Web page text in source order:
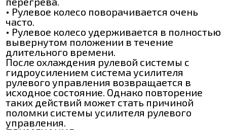
• Рулевое колесо поворачивается очень
часто.
• Рулевое колесо удерживается в полностью
вывернутом положении в течение
длительного времени.
После охлаждения рулевой системы с
гидроусилением система усилителя
рулевого управления возвращается в
исходное состояние. Однако повторение
таких действий может стать причиной
поломки системы усилителя рулевого
управления.